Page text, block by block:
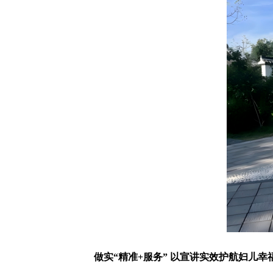
做实“精准+服务” 以宣讲实效护航妇儿幸